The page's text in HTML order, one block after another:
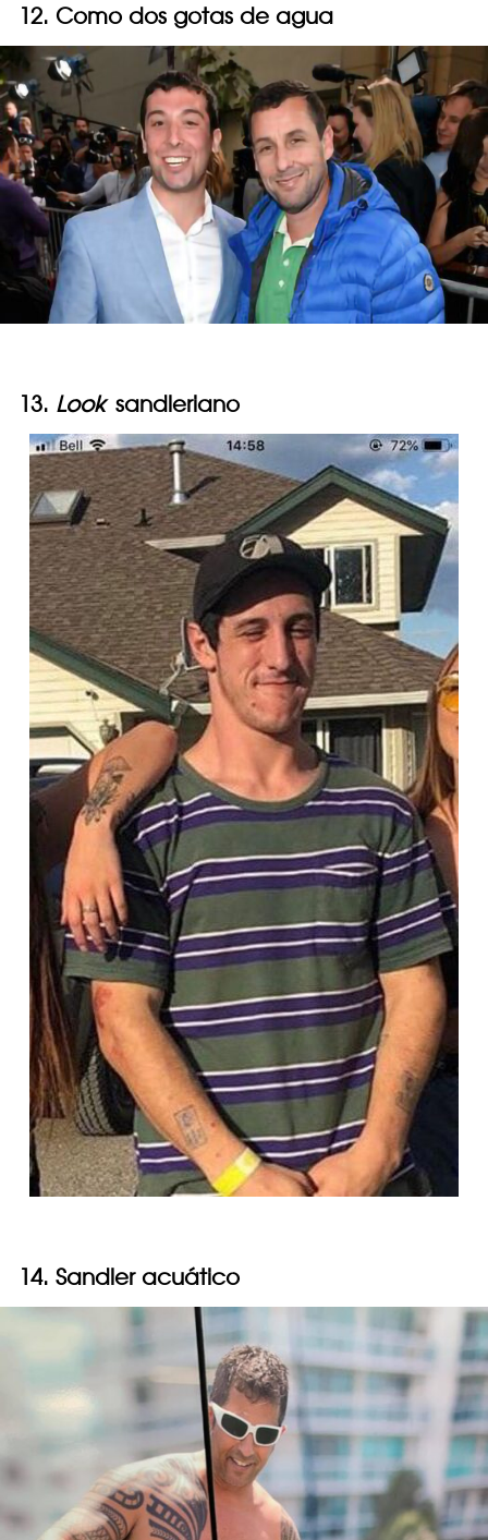
12. Como dos gotas de agua
13. Look sandleriano
14. Sandler acuático